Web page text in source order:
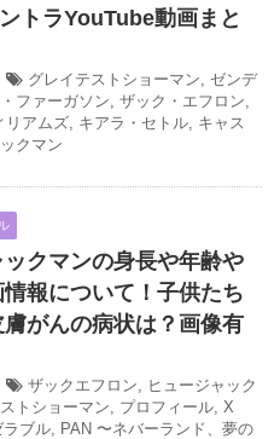
トラYouTube動画まと
グレイテストショーマン ゼンデ
ファーガソン ザック・エフロン
リアムズ キアラ・セトル キャス
クマン
ックマンの身長や年齢や
報について！子供たち
がんの病状は？画像有
ザックエフロン
ヒュージャック
トショーマン プロフィール X
ラブル
PAN 〜ネバーランド、夢の